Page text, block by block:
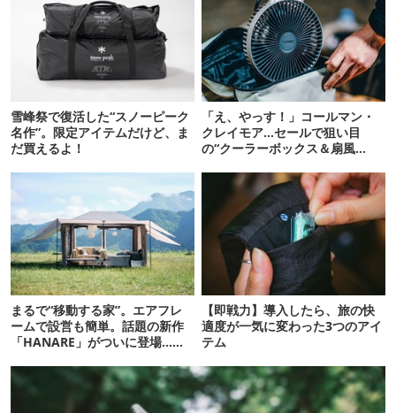
雪峰祭で復活した“スノーピーク
名作”。限定アイテムだけど、ま
だ買えるよ！
「え、やっす！」コールマン・
クレイモア…セールで狙い目
の“クーラーボックス＆扇風
まるで“移動する家”。エアフレ
ームで設営も簡単。話題の新作
「HANARE」がついに登場…！
【即戦力】導入したら、旅の快
適度が一気に変わった3つのアイ
テム